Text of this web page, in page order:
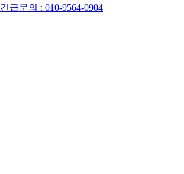
긴급문의 : 010-9564-0904